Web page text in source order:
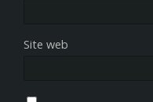
Site web